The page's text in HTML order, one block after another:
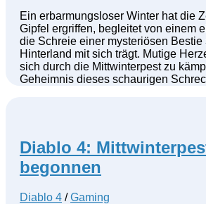
Ein erbarmungsloser Winter hat die
Gipfel ergriffen, begleitet von einem
die Schreie einer mysteriösen Bestie
Hinterland mit sich trägt. Mutige
sich durch die Mittwinterpest zu
Geheimnis dieses schaurigen
Diablo 4:
begonnen
Diablo 4 /Gaming